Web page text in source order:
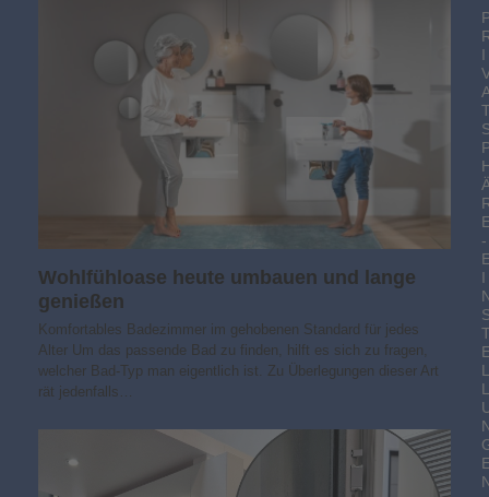
Wohlfühloase heute umbauen und lange
genießen
Komfortables Badezimmer im gehobenen Standard für jedes
Alter Um das passende Bad zu finden, hilft es sich zu fragen,
welcher Bad-Typ man eigentlich ist. Zu Überlegungen dieser Art
rät jedenfalls…
I
-
I
L
L